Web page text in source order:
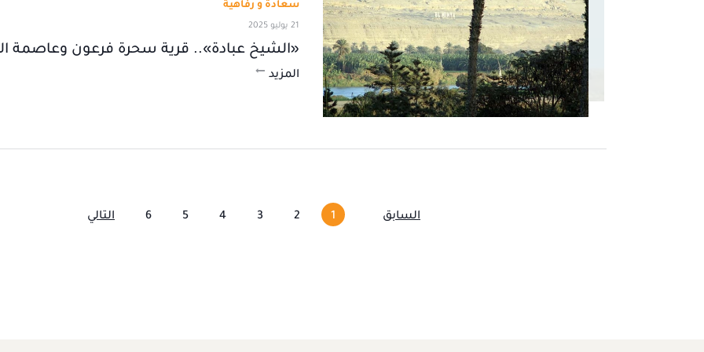
سعادة و رفاهية
21 يوليو 2025
«الشيخ عبادة».. قرية سحرة فرعون وعاصمة
المزيد
السابق 1
2
3
4
5
6 التالي